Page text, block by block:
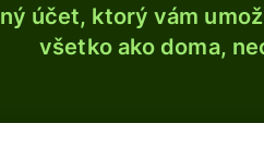
účet, ktorý vám
všetko ako doma,